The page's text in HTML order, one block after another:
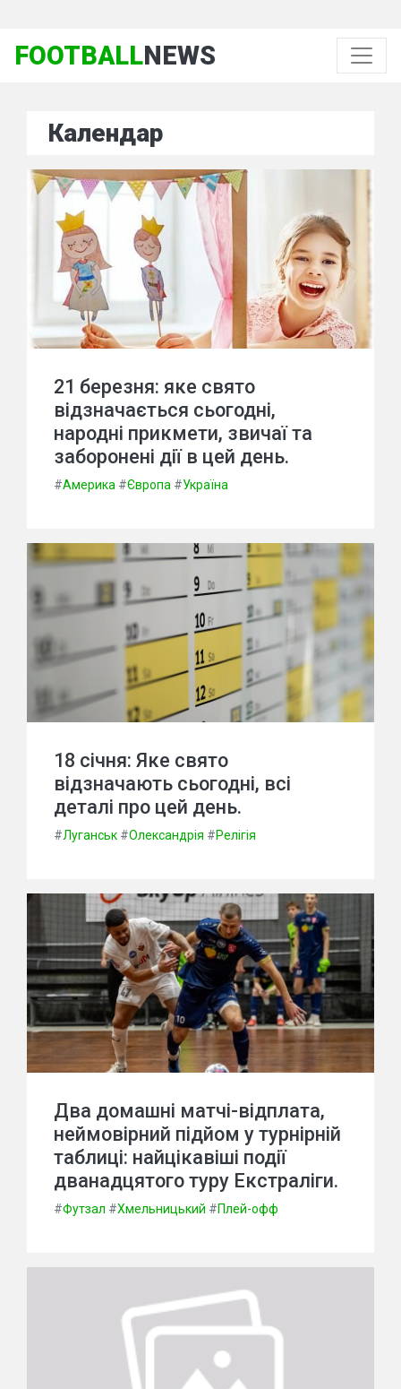
FOOTBALLNEWS
Календар
21 березня: яке свято
відзначається сьогодні,
народні прикмети, звичаї та
заборонені дії в цей день.
#Америка #Європа #Україна
18 січня: Яке свято
відзначають сьогодні, всі
деталі про цей день.
#Луганськ #Олександрія #Релігія
Два домашні матчі-відплата,
неймовірний підйом у турнірній
таблиці: найцікавіші події
дванадцятого туру Екстраліги.
#Футзал #Хмельницький #Плей-офф